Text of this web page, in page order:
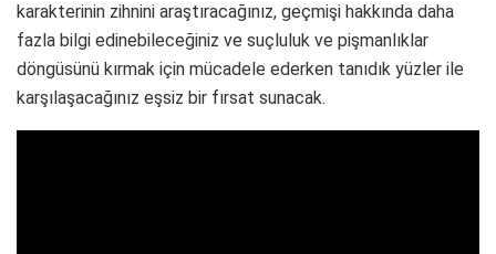
karakterinin zihnini araştıracağınız, geçmişi hakkında daha
fazla bilgi edinebileceğiniz ve suçluluk ve pişmanlıklar
döngüsünü kırmak için mücadele ederken tanıdık yüzler ile
karşılaşacağınız eşsiz bir fırsat sunacak.